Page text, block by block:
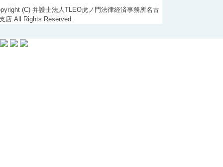
(C) 弁護士法人TLEO虎ノ門法律経済事務所名古
店 All Rights Reserved.